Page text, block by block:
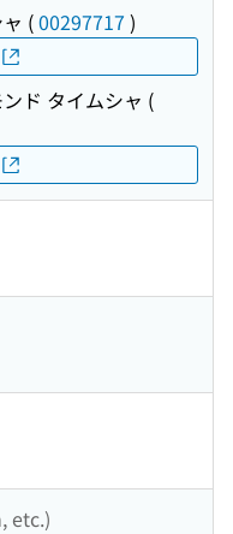
(00297717 )
ド タイムシャ (
etc.)